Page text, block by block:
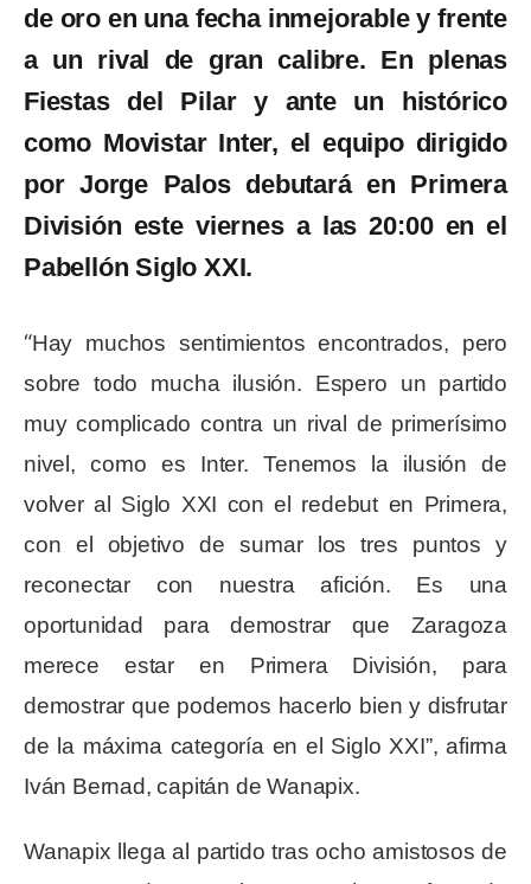
de oro en una fecha inmejorable y frente
a un rival de gran calibre. En plenas
Fiestas del Pilar y ante un histórico
como Movistar Inter, el equipo dirigido
por Jorge Palos debutará en Primera
División este viernes a las 20:00 en el
Pabellón Siglo XXI.
“Hay muchos sentimientos encontrados, pero
sobre todo mucha ilusión. Espero un partido
muy complicado contra un rival de primerísimo
nivel, como es Inter. Tenemos la ilusión de
volver al Siglo XXI con el redebut en Primera,
con el objetivo de sumar los tres puntos y
reconectar con nuestra afición. Es una
oportunidad para demostrar que Zaragoza
merece estar en Primera División, para
demostrar que podemos hacerlo bien y disfrutar
de la máxima categoría en el Siglo XXI”, afirma
Iván Bernad, capitán de Wanapix.
Wanapix llega al partido tras ocho amistosos de